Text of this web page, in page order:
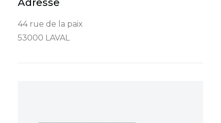
Adresse
44 rue de la paix
53000 LAVAL